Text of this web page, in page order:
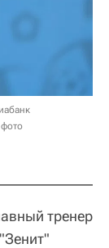
тренер